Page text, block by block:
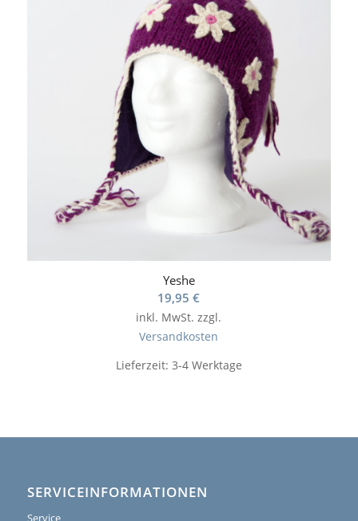
Yeshe
19,95€
inkl. MwSt. zzgl.
Versandkosten
Lieferzeit: 3-4 Werktage
SERVICEINFORMATIONEN
Service